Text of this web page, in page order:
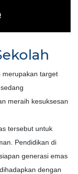
merupakan target
meraih kesuksesan
tersebut untuk
Pendidikan di
generasi emas
dengan